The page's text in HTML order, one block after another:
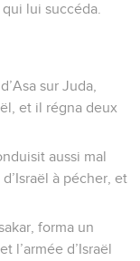
lui succéda.
sur Juda,
et il régna deux
aussi mal
à pécher, et
forma un
l’armée d’Israël